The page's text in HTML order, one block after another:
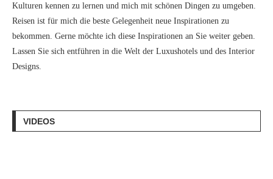
Kulturen kennen zu lernen und mich mit schönen Dingen zu umgeben.
Reisen ist für mich die beste Gelegenheit neue Inspirationen zu
bekommen. Gerne möchte ich diese Inspirationen an Sie weiter geben.
Lassen Sie sich entführen in die Welt der Luxushotels und des Interior
Designs.
VIDEOS